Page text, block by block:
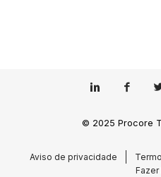
© 2025 Procore
Aviso de privacidade
Fazer